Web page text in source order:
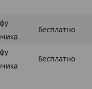
бесплатно
бесплатно